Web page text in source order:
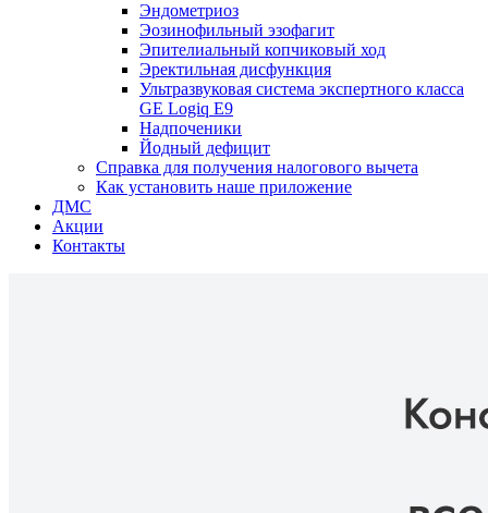
Эндометриоз
Эозинофильный эзофагит
Эпителиальный копчиковый ход
Эректильная дисфункция
Ультразвуковая система экспертного класса
GE Logiq E9
Надпоченики
Йодный дефицит
Справка для получения налогового вычета
Как установить наше приложение
ДМС
Акции
Контакты